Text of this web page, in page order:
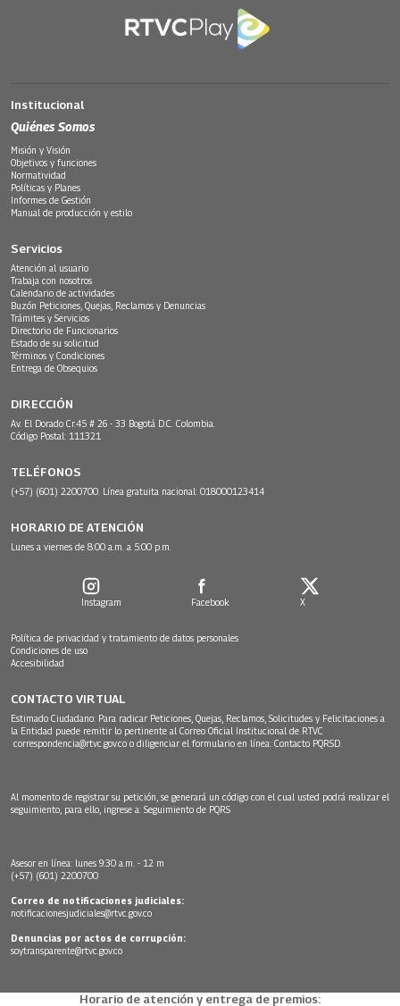
Institucional
Quiénes Somos
Misión y Visión
Objetivos y funciones
Normatividad
Políticas y Planes
Informes de Gestión
Manual de producción y estilo
Servicios
Atención al usuario
Trabaja con nosotros
Calendario de actividades
Buzón Peticiones, Quejas, Reclamos y Denuncias
Trámites y Servicios
Directorio de Funcionarios
Estado de su solicitud
Términos y Condiciones
Entrega de Obsequios
DIRECCIÓN
Av. El Dorado Cr.45 # 26 - 33 Bogotá D.C. Colombia.
Código Postal: 111321
TELÉFONOS
(+57) (601) 2200700. Línea gratuita nacional: 018000123414
HORARIO DE ATENCIÓN
Lunes a viernes de 8:00 a.m. a 5:00 p.m.
Instagram Facebook X
Política de privacidad y tratamiento de datos personales
Condiciones de uso
Accesibilidad
CONTACTO VIRTUAL
Estimado Ciudadano: Para radicar Peticiones, Quejas, Reclamos, Solicitudes y Felicitaciones a
la Entidad puede remitir lo pertinente al Correo Oficial Institucional de RTVC
correspondencia@rtvc.gov.co o diligenciar el formulario en línea: Contacto PQRSD.
Al momento de registrar su petición, se generará un código con el cual usted podrá realizar el
seguimiento, para ello, ingrese a: Seguimiento de PQRS
Asesor en línea: lunes 9:30 a.m. - 12 m
(+57) (601) 2200700
Correo de notificaciones judiciales:
notificacionesjudiciales@rtvc.gov.co
Denuncias por actos de corrupción:
soytransparente@rtvc.gov.co
Horario de atención y entrega de premios: